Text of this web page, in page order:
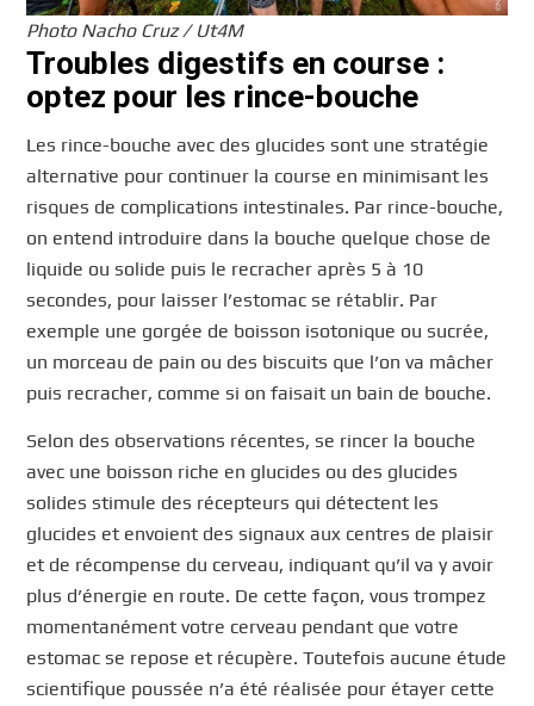
Photo Nacho Cruz / Ut4M
Troubles digestifs en course :
optez pour les rince-bouche
Les rince-bouche avec des glucides sont une stratégie
alternative pour continuer la course en minimisant les
risques de complications intestinales. Par rince-bouche,
on entend introduire dans la bouche quelque chose de
liquide ou solide puis le recracher après 5 à 10
secondes, pour laisser l’estomac se rétablir. Par
exemple une gorgée de boisson isotonique ou sucrée,
un morceau de pain ou des biscuits que l’on va mâcher
puis recracher, comme si on faisait un bain de bouche.
Selon des observations récentes, se rincer la bouche
avec une boisson riche en glucides ou des glucides
solides stimule des récepteurs qui détectent les
glucides et envoient des signaux aux centres de plaisir
et de récompense du cerveau, indiquant qu’il va y avoir
plus d’énergie en route. De cette façon, vous trompez
momentanément votre cerveau pendant que votre
estomac se repose et récupère. Toutefois aucune étude
scientifique poussée n’a été réalisée pour étayer cette